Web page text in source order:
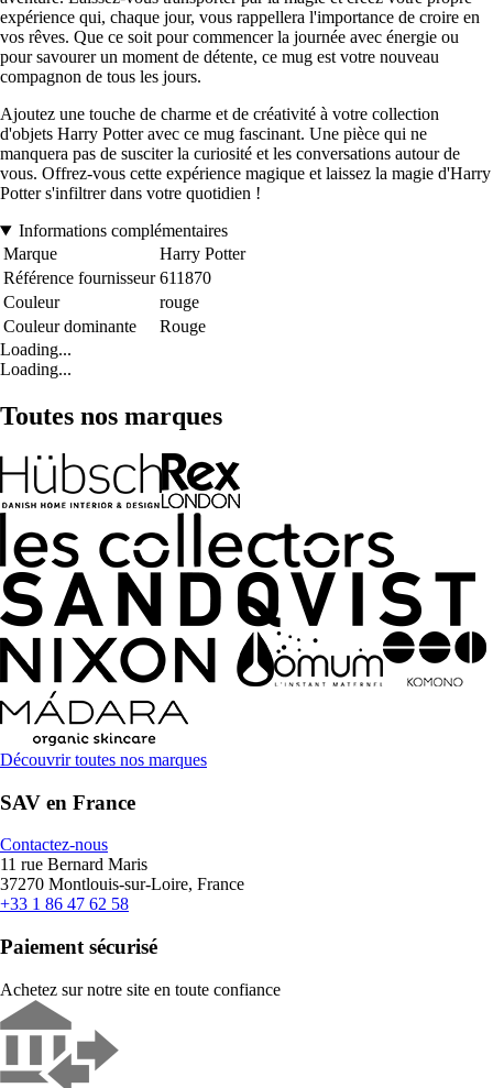
expérience qui, chaque jour, vous rappellera l'importance de croire en
vos rêves. Que ce soit pour commencer la journée avec énergie ou
pour savourer un moment de détente, ce mug est votre nouveau
compagnon de tous les jours.
Ajoutez une touche de charme et de créativité à votre collection
d'objets Harry Potter avec ce mug fascinant. Une pièce qui ne
manquera pas de susciter la curiosité et les conversations autour de
vous. Offrez-vous cette expérience magique et laissez la magie d'Harry
Potter s'infiltrer dans votre quotidien !
Informations complémentaires
Marque
Harry Potter
Référence fournisseur 611870
Couleur
rouge
Couleur dominante
Rouge
Loading...
Loading...
Toutes nos marques
Découvrir toutes nos marques
SAV en France
Contactez-nous
11 rue Bernard Maris
37270 Montlouis-sur-Loire, France
+33 1 86 47 62 58
Paiement sécurisé
Achetez sur notre site en toute confiance